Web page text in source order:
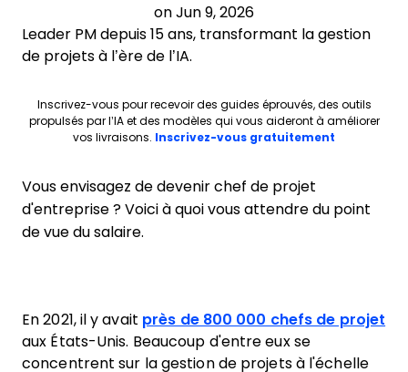
on Jun 9, 2026
Leader PM depuis 15 ans, transformant la gestion
de projets à l’ère de l’IA.
Inscrivez-vous pour recevoir des guides éprouvés, des outils
propulsés par l’IA et des modèles qui vous aideront à améliorer
vos livraisons. Inscrivez-vous gratuitement
Vous envisagez de devenir chef de projet
d'entreprise ? Voici à quoi vous attendre du point
de vue du salaire.
En 2021, il y avait près de 800 000 chefs de projet
aux États-Unis. Beaucoup d'entre eux se
concentrent sur la gestion de projets à l'échelle